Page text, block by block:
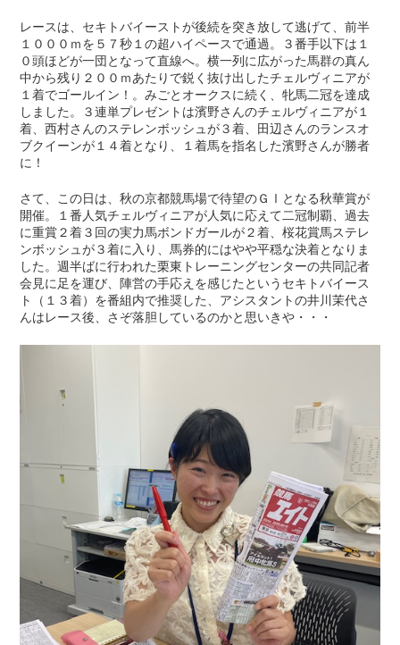
レースは、セキトバイーストが後続を突き放して逃げて、前半
１０００ｍを５７秒１の超ハイペースで通過。３番手以下は１
０頭ほどが一団となって直線へ。横一列に広がった馬群の真ん
中から残り２００ｍあたりで鋭く抜け出したチェルヴィニアが
１着でゴールイン！。みごとオークスに続く、牝馬二冠を達成
しました。３連単プレゼントは濱野さんのチェルヴィニアが１
着、西村さんのステレンボッシュが３着、田辺さんのランスオ
ブクイーンが１４着となり、１着馬を指名した濱野さんが勝者
に！
さて、この日は、秋の京都競馬場で待望のＧⅠとなる秋華賞が
開催。１番人気チェルヴィニアが人気に応えて二冠制覇、過去
に重賞２着３回の実力馬ボンドガールが２着、桜花賞馬ステレ
ンボッシュが３着に入り、馬券的にはやや平穏な決着となりま
した。週半ばに行われた栗東トレーニングセンターの共同記者
会見に足を運び、陣営の手応えを感じたというセキトバイース
ト（１３着）を番組内で推奨した、アシスタントの井川茉代さ
んはレース後、さぞ落胆しているのかと思いきや・・・